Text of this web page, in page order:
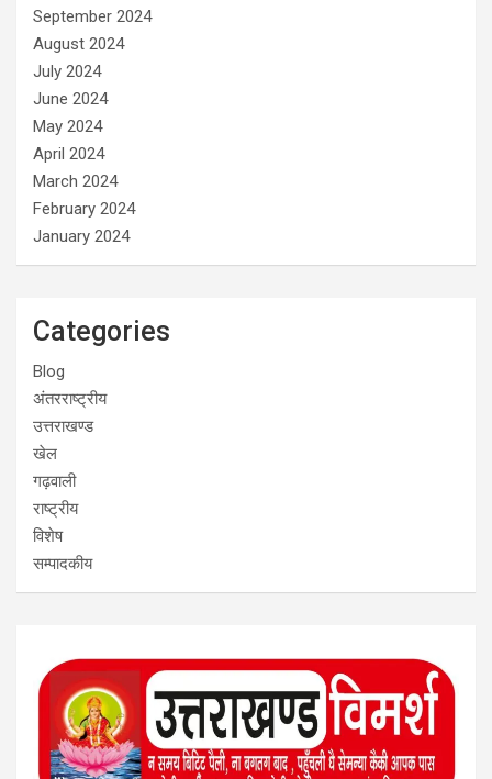
September 2024
August 2024
July 2024
June 2024
May 2024
April 2024
March 2024
February 2024
January 2024
Categories
Blog
अंतरराष्ट्रीय
उत्तराखण्ड
खेल
गढ़वाली
राष्ट्रीय
विशेष
सम्पादकीय